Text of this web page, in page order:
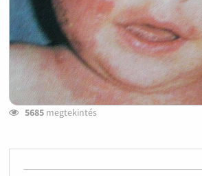
5685megtekintés